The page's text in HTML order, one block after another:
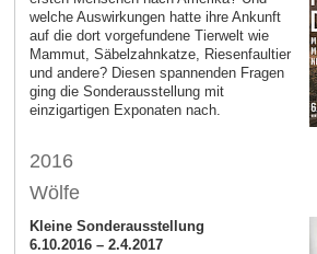
welche Auswirkungen hatte ihre Ankunft
auf die dort vorgefundene Tierwelt wie
Mammut, Säbelzahnkatze, Riesenfaultier
und andere? Diesen spannenden Fragen
ging die Sonderausstellung mit
einzigartigen Exponaten nach.
2016
Wölfe
Kleine Sonderausstellung
6.10.2016 – 2.4.2017